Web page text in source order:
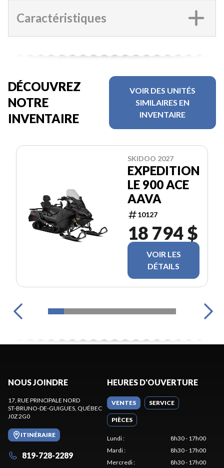
Caractéristiques
DÉCOUVREZ
NOTRE
INVENTAIRE
VOIR DES UNITÉS
SIMILAIRES EN
INVENTAIRE
SKIDOO 2027
EXPEDITION
LE 900 ACE
AAVA
10127
18 794 $
VOIR LES
DÉTAILS
NOUS JOINDRE
17, RUE PRINCIPALE NORD
ST-BRUNO-DE-GUIGUES, QUÉBEC
J0Z 2G0
ITINÉRAIRE
819-728-2289
HEURES D'OUVERTURE
VENTES SERVICE
PIÈCES
Lundi:
8h30 - 17h00
Mardi:
8h30 - 17h00
Mercredi: 8h30 - 17h00